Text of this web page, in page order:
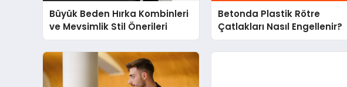
Büyük Beden Hırka Kombinleri
ve Mevsimlik Stil Önerileri
Betonda Plastik Rötre
Çatlakları Nasıl Engellenir?